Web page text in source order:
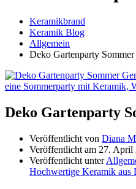
Keramikbrand
Keramik Blog
Allgemein
Deko Gartenparty Sommer
Deko Gartenparty
Veröffentlicht von Diana
Veröffentlicht am 27. April
Veröffentlicht unter
Hochwertige Keramik aus